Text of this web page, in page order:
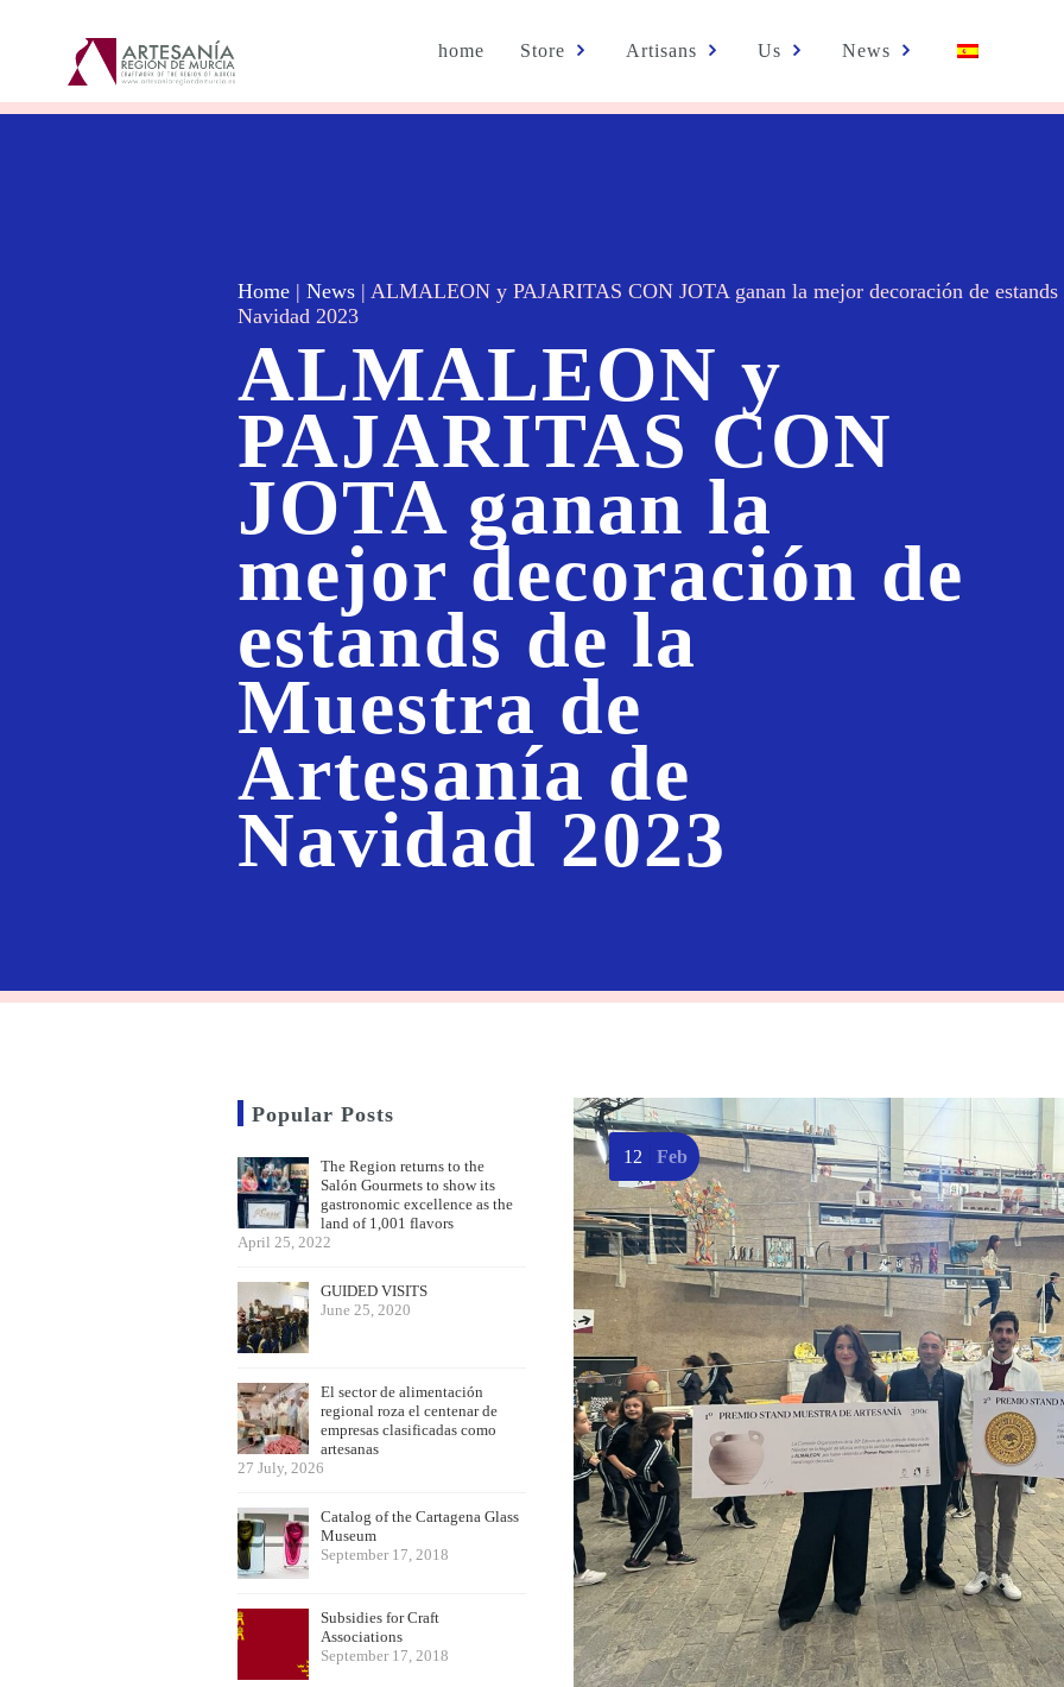
home Store Artisans Us News
Home | News | ALMALEON y PAJARITAS CON JOTA ganan la mejor decoración de estands
Navidad 2023
ALMALEON y
PAJARITAS CON
JOTA ganan la
mejor decoración de
estands de la
Muestra de
Artesanía de
Navidad 2023
12 Feb
Popular Posts
The Region returns to the
Salón Gourmets to show its
gastronomic excellence as the
land of 1,001 flavors
April 25, 2022
GUIDED VISITS
June 25, 2020
El sector de alimentación
regional roza el centenar de
empresas clasificadas como
artesanas
27 July, 2026
Catalog of the Cartagena Glass
Museum
September 17, 2018
Subsidies for Craft
Associations
September 17, 2018